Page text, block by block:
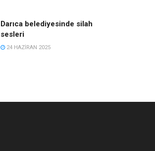
Darıca belediyesinde silah
sesleri
24 HAZIRAN 2025